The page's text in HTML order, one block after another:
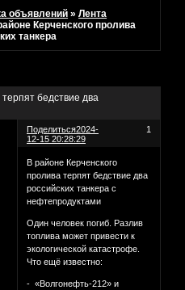
объявлений »Лента
Керченского пролива
танкера
бедствие два
Поделиться 1
2024-
12-15 20:28:29
В районе Керченского
пролива терпят бедствие два
российских танкера с
нефтепродуктами
Один человек погиб. Разлив
топлива может привести к
экологической катастрофе.
Что ещё известно:
- «Волгонефть-212» и